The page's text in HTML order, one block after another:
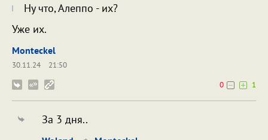
Ну что, Алеппо - их?
Уже их.
Monteckel
30.11.24
21:50
0
1
За 3 дня..